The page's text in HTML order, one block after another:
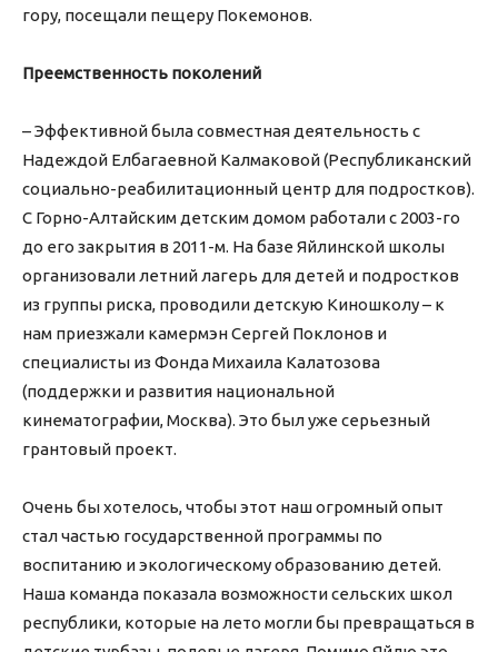
гору, посещали пещеру Покемонов.
Преемственность поколений
– Эффективной была совместная деятельность с
Надеждой Елбагаевной Калмаковой (Республиканский
социально-реабилитационный центр для подростков).
С Горно-Алтайским детским домом работали с 2003-го
до его закрытия в 2011-м. На базе Яйлинской школы
организовали летний лагерь для детей и подростков
из группы риска, проводили детскую Киношколу – к
нам приезжали камермэн Сергей Поклонов и
специалисты из Фонда Михаила Калатозова
(поддержки и развития национальной
кинематографии, Москва). Это был уже серьезный
грантовый проект.
Очень бы хотелось, чтобы этот наш огромный опыт
стал частью государственной программы по
воспитанию и экологическому образованию детей.
Наша команда показала возможности сельских школ
республики, которые на лето могли бы превращаться в